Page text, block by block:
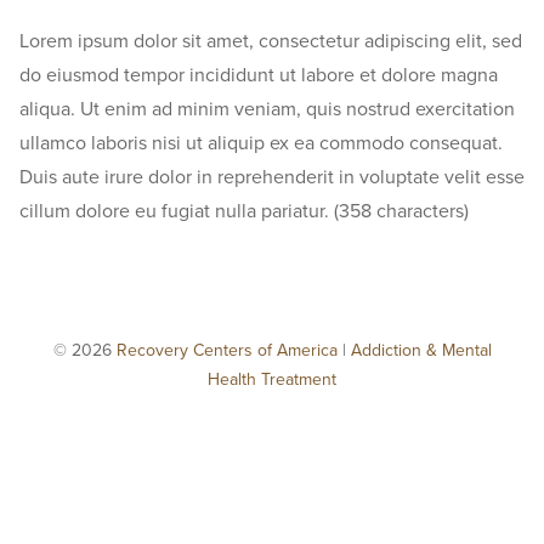
Lorem ipsum dolor sit amet, consectetur adipiscing elit, sed
do eiusmod tempor incididunt ut labore et dolore magna
aliqua. Ut enim ad minim veniam, quis nostrud exercitation
ullamco laboris nisi ut aliquip ex ea commodo consequat.
Duis aute irure dolor in reprehenderit in voluptate velit esse
cillum dolore eu fugiat nulla pariatur. (358 characters)
© 2026 Recovery Centers of America| Addiction & Mental
Health Treatment